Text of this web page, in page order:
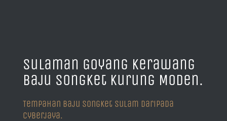
Sulaman Goyang Kerawang
Baju Songket Kurung Moden.
Tempahan Baju Songket Sulam Daripada
Cyberjaya.